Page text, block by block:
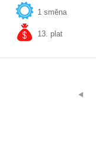
1 směna
13. plat
⯇